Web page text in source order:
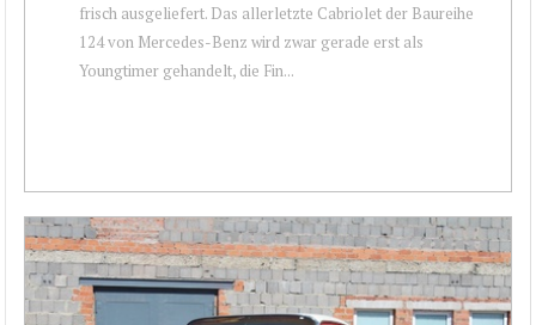
frisch ausgeliefert. Das allerletzte Cabriolet der Baureihe
124 von Mercedes-Benz wird zwar gerade erst als
Youngtimer gehandelt, die Fin...